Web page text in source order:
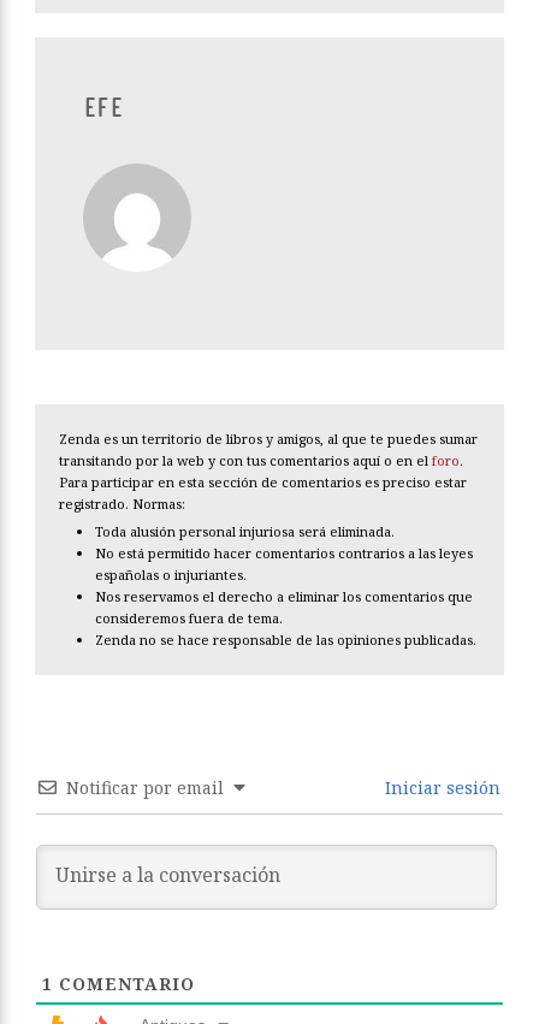
EFE
Zenda es un territorio de libros y amigos, al que te puedes sumar
transitando por la web y con tus comentarios aquí o en el foro.
Para participar en esta sección de comentarios es preciso estar
registrado. Normas:
Toda alusión personal injuriosa será eliminada.
No está permitido hacer comentarios contrarios a las leyes
españolas o injuriantes.
Nos reservamos el derecho a eliminar los comentarios que
consideremos fuera de tema.
Zenda no se hace responsable de las opiniones publicadas.
Notificar por email Iniciar sesión
1 COMENTARIO